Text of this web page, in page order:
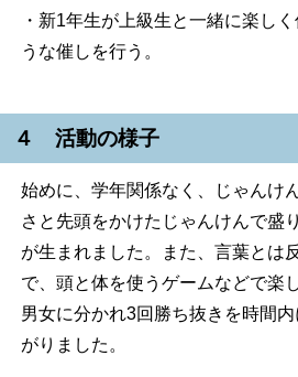
・新1年生が上級生と一緒に楽し
うな催しを行う。
４ 活動の様子
始めに、学年関係なく、じゃんけ
さと先頭をかけたじゃんけんで盛
が生まれました。また、言葉とは
で、頭と体を使うゲームなどで楽
男女に分かれ3回勝ち抜きを時間
がりました。